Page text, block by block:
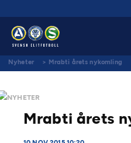
Nyheter > Mrabti årets nykomling
NYHETER
Mrabti årets